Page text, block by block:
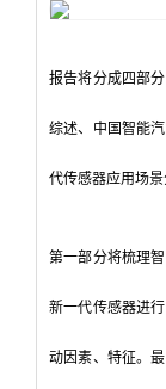
报告将分成四部
综述、中国智能
代传感器应用场
第一部分将梳理
新一代传感器进
动因素、特征。